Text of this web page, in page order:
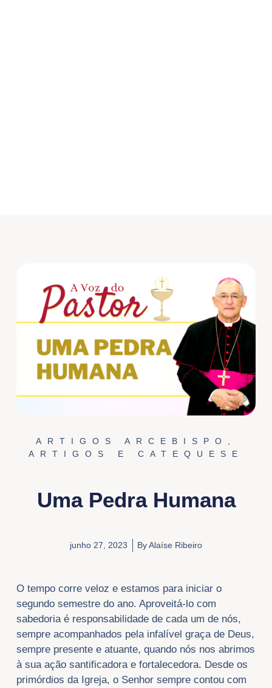
ARTIGOS ARCEBISPO
ARTIGOS E CATEQUESE
Uma Pedra Humana
junho 27, 2023 ByAlaíse Ribeiro
​O tempo corre veloz e estamos para iniciar o
segundo semestre do ano. Aproveitá-lo com
sabedoria é responsabilidade de cada um de nós,
sempre acompanhados pela infalível graça de Deus,
sempre presente e atuante, quando nós nos abrimos
à sua ação santificadora e fortalecedora. Desde os
primórdios da Igreja, o Senhor sempre contou com